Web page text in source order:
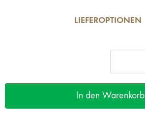
LIEFEROPTIONEN
In den Warenkorb